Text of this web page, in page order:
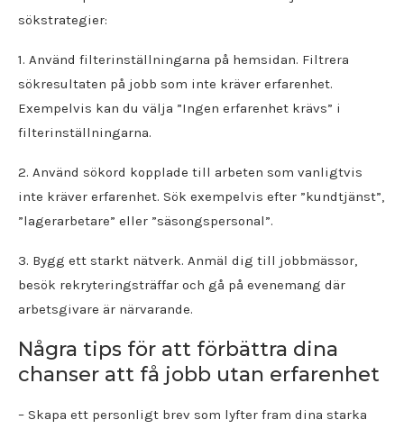
sökstrategier:
1. Använd filterinställningarna på hemsidan. Filtrera
sökresultaten på jobb som inte kräver erfarenhet.
Exempelvis kan du välja ”Ingen erfarenhet krävs” i
filterinställningarna.
2. Använd sökord kopplade till arbeten som vanligtvis
inte kräver erfarenhet. Sök exempelvis efter ”kundtjänst”,
”lagerarbetare” eller ”säsongspersonal”.
3. Bygg ett starkt nätverk. Anmäl dig till jobbmässor,
besök rekryteringsträffar och gå på evenemang där
arbetsgivare är närvarande.
Några tips för att förbättra dina
chanser att få jobb utan erfarenhet
– Skapa ett personligt brev som lyfter fram dina starka